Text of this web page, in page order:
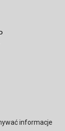
informacje